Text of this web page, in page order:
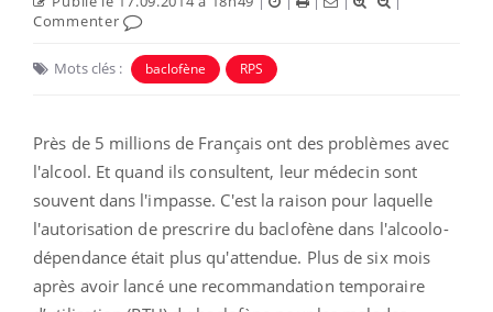
Commenter
Mots clés : baclofène RPS
Près de 5 millions de Français ont des problèmes avec
l'alcool. Et quand ils consultent, leur médecin sont
souvent dans l'impasse. C'est la raison pour laquelle
l'autorisation de prescrire du baclofène dans l'alcoolo-
dépendance était plus qu'attendue. Plus de six mois
après avoir lancé une recommandation temporaire